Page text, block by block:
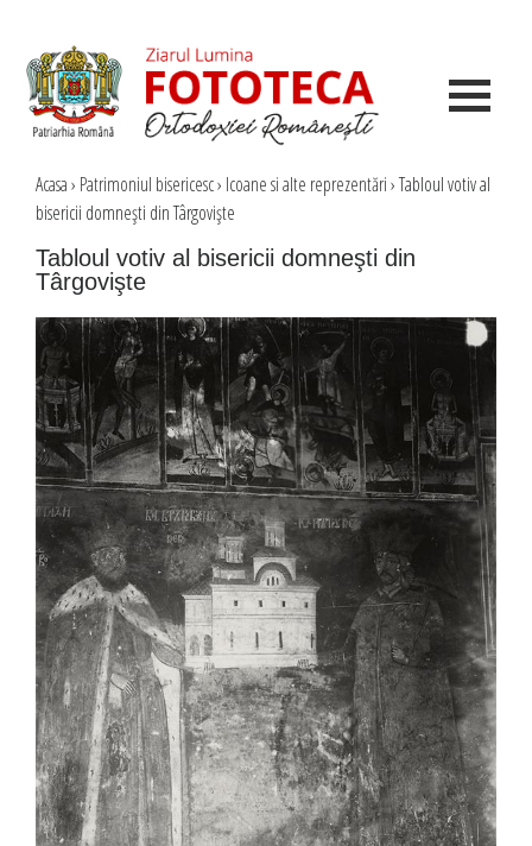
Acasa› Patrimoniul bisericesc› Icoane si alte reprezentări›Tabloul votiv al
bisericii domneşti din Târgovişte
Tabloul votiv al bisericii domneşti din
Târgovişte